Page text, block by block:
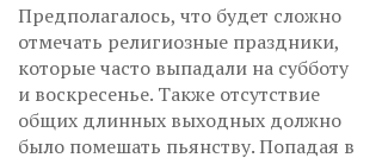
Предполагалось, что будет сложно
отмечать религиозные праздники,
которые часто выпадали на субботу
и воскресенье. Также отсутствие
общих длинных выходных должно
было помешать пьянству. Попадая в